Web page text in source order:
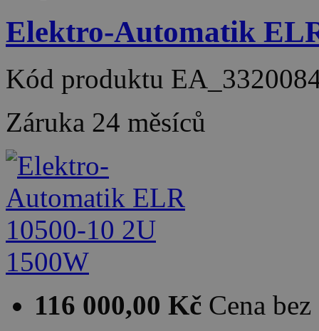
Elektro-Automatik
Kód produktu
Záruka 24 měsíců
116 000,00 Kč Cena